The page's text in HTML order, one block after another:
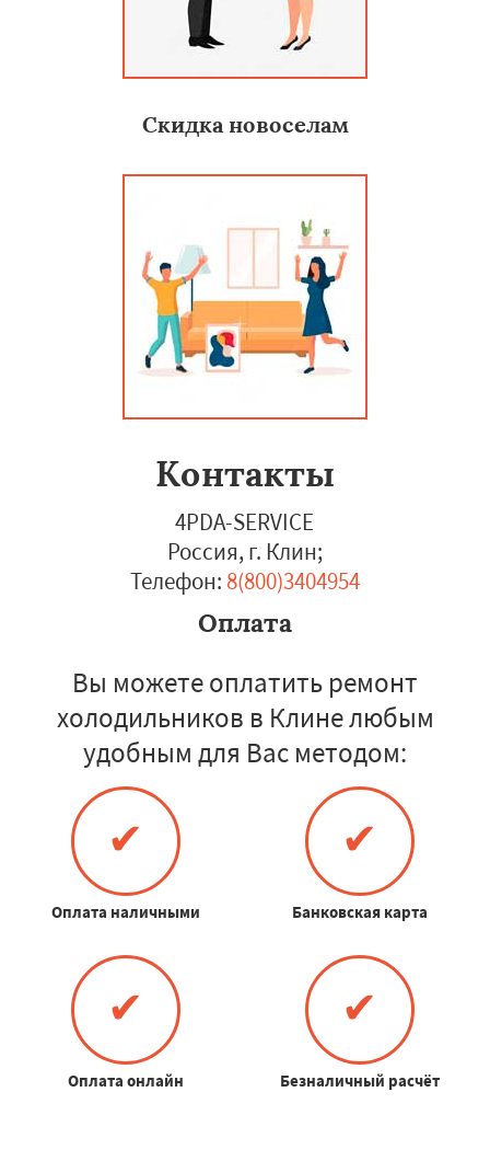
Скидка новоселам
Контакты
4PDA-SERVICE
Россия, г. Клин;
Телефон: 8(800)3404954
Оплата
Вы можете оплатить ремонт
холодильников в Клине любым
удобным для Вас методом:
✔
Оплата наличными
✔
Банковская карта
✔
Оплата онлайн
✔
Безналичный расчёт